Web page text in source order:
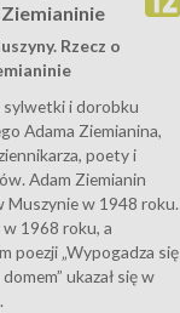
Rzecz o
sylwetki i dorobku
Adama Ziemianina,
poety i
Adam Ziemianin
Muszynie w 1948 roku.
1968 roku, a
poezji „Wypogadza się
ukazał się w